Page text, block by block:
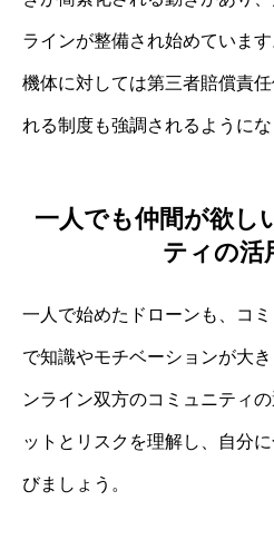
ラインが整備され始めていま
機体に対しては第三者賠償責
れる制度も強調されるようにな
一人でも仲間が欲し
ティの活
一人で始めたドローンも、コ
で知識やモチベーションが大
ンライン双方のコミュニティ
ットとリスクを理解し、自分
びましょう。